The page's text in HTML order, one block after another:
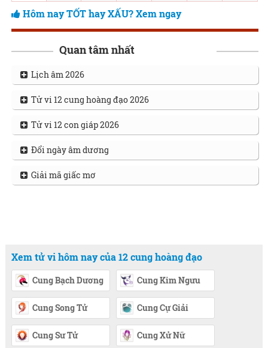
Hôm nay TỐT hay XẤU? Xem ngay
Quan tâm nhất
Lịch âm 2026
Tử vi 12 cung hoàng đạo 2026
Tử vi 12 con giáp 2026
Đổi ngày âm dương
Giải mã giấc mơ
Xem tử vi hôm nay của 12 cung hoàng đạo
Cung Bạch Dương Cung Kim Ngưu
Cung Song Tử Cung Cự Giải
Cung Sư Tử Cung Xử Nữ